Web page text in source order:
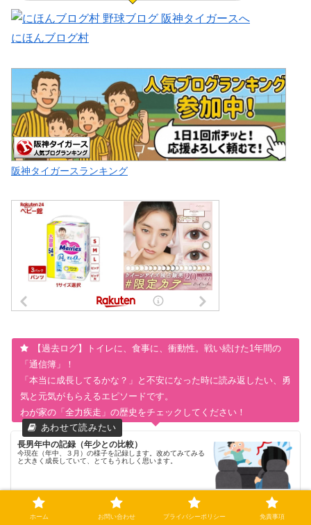
にほんブログ村
阪神タイガースランキング
【過去ログ】トイレに、食事に、衝動性。戦い続けた1年間の
「通信簿」！
「本当に成長してるかな？」と不安になった時に読み返したい、勇
気と元気がもらえるエピソードです。
わが家の「全力疾走」の歴史をチェックしてください！
長男年中の記録（年少との比較）
今現在（年中、３月）の様子を記録します。改めてみてみる
と大きく成長していて、とてもうれしく思います。
asd-adhd-baseball.com 2021.03.24
ホーム お問い合わせ プライバシーポリシー 免責事項